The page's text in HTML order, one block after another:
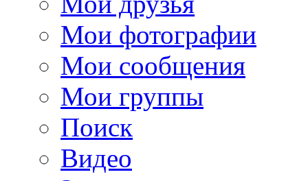
Мои фотографии
Мои сообщения
Мои группы
Поиск
Видео